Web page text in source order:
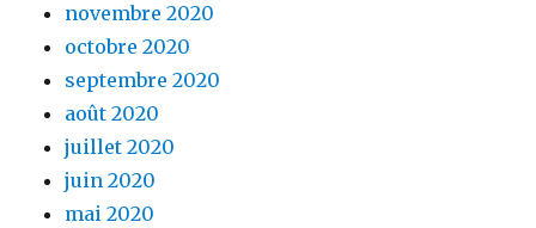
novembre 2020
octobre 2020
septembre 2020
août 2020
juillet 2020
juin 2020
mai 2020